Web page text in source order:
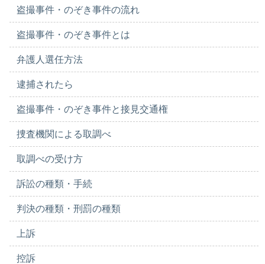
盗撮事件・のぞき事件の流れ
盗撮事件・のぞき事件とは
弁護人選任方法
逮捕されたら
盗撮事件・のぞき事件と接見交通権
捜査機関による取調べ
取調べの受け方
訴訟の種類・手続
判決の種類・刑罰の種類
上訴
控訴